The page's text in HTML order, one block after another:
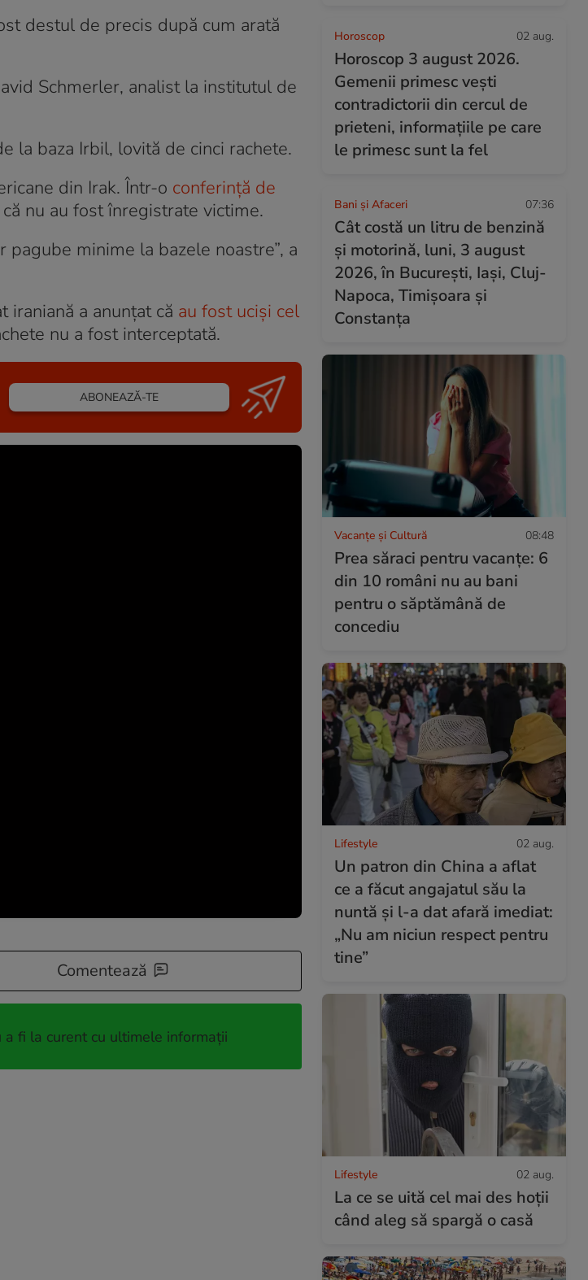
destul de precis după cum arată
Schmerler, analist la institutul de
la baza Irbil, lovită de cinci rachete.
din Irak. Într-o conferință de
nu au fost înregistrate victime.
minime la bazele noastre”, a
iraniană a anunţat că au fost uciși cel
nu a fost interceptată.
ABONEAZĂ-TE
Comentează
fi la curent cu ultimele informații
Horoscop 02 aug.
Horoscop 3 august 2026.
Gemenii primesc vești
contradictorii din cercul de
prieteni, informațiile pe care
le primesc sunt la fel
Bani și Afaceri 07:36
Cât costă un litru de benzină
și motorină, luni, 3 august
2026, în București, Iași, Cluj-
Napoca, Timișoara și
Constanța
Vacanțe și Cultură 08:48
Prea săraci pentru vacanțe: 6
din 10 români nu au bani
pentru o săptămână de
concediu
Lifestyle 02 aug.
Un patron din China a aflat
ce a făcut angajatul său la
nuntă și l-a dat afară imediat:
„Nu am niciun respect pentru
tine”
Lifestyle 02 aug.
La ce se uită cel mai des hoții
când aleg să spargă o casă